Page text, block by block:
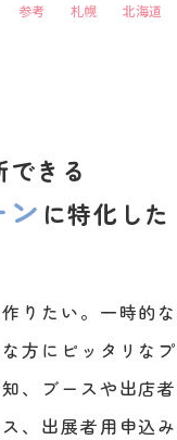
参考 札幌 北海道
きる
に特化した
りたい。一時的な
方にピッタリなプ
、ブースや出店者
、出展者用申込み